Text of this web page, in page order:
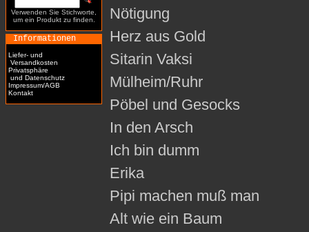
Verwenden Sie Stichworte,
um ein Produkt zu finden.
Informationen
Liefer- und
Versandkosten
Privatsphäre
und Datenschutz
Impressum/AGB
Kontakt
Nötigung
Herz aus Gold
Sitarin Vaksi
Mülheim/Ruhr
Pöbel und Gesocks
In den Arsch
Ich bin dumm
Erika
Pipi machen muß man
Alt wie ein Baum